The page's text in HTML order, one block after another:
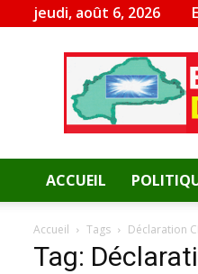
jeudi, août 6, 2026
ACCUEIL
Accueil Tags Déclaration
Tag: